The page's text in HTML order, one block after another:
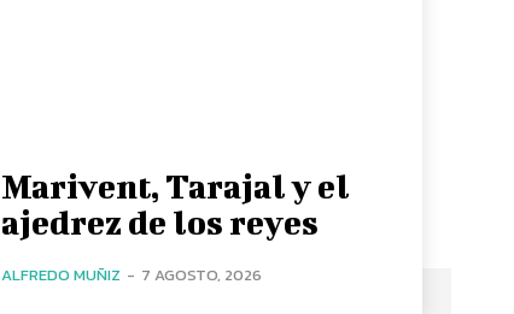
Marivent, Tarajal y el
ajedrez de los reyes
ALFREDO MUÑIZ - 7 AGOSTO, 2026